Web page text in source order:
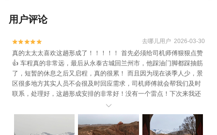
用户评论

 去哪儿用户 2026-03-30
真的太太太喜欢这趟形成了！！！！！ 首先必须给司机师傅狠狠点赞
👍 车程真的非常远，最后从永泰古城回兰州市，他踩油门脚都踩抽筋
了，短暂的休息之后又启程，真的很累！ 而且因为现在谈季人少，景
区很多地方其实人员不会很及时回应需求，司机师傅就会帮我们及时
联系，处理好，这趟形成安排的非常好！没有一个雷点！下次来我还
